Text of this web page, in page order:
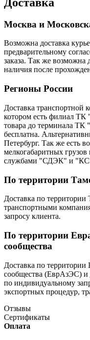
Москва и
Возможна доставка
предварительному
заказа. Так же возможна
наличия после
Регионы России
Доставка транспортной
котором есть филиал
товара до терминала
бесплатна.
Петербург. Так же есть
мелкогабаритных грузов
службами "СДЭК" и
По территории
Доставка по территории
транспортными
запросу клиента.
По территории
сообщества
Доставка по территории
сообщества (ЕврАзЭС) и
по индивидуальному
экспортных процедур,
Отзывы
Сертификаты
Оплата